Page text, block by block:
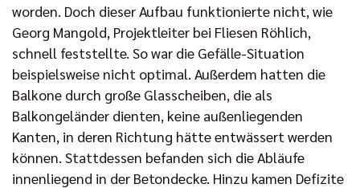
worden. Doch dieser Aufbau funktionierte nicht, wie
Georg Mangold, Projektleiter bei Fliesen Röhlich,
schnell feststellte. So war die Gefälle-Situation
beispielsweise nicht optimal. Außerdem hatten die
Balkone durch große Glasscheiben, die als
Balkongeländer dienten, keine außenliegenden
Kanten, in deren Richtung hätte entwässert werden
können. Stattdessen befanden sich die Abläufe
innenliegend in der Betondecke. Hinzu kamen Defizite